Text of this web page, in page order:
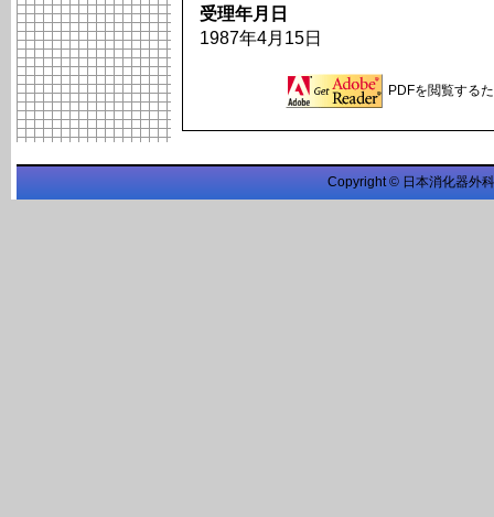
受理年月日
1987年4月15日
PDFを閲覧する
Copyright © 日本消化器外